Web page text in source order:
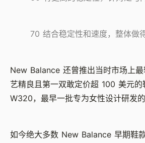
70 结合稳定性和速度，整体做
New Balance 还曾推出当时市场上
艺精良且第一双敢定价超 100 美元
W320，最早一批专为女性设计研发的
如今绝大多数 New Balance 早期鞋